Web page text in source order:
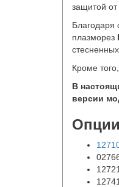
защитой от
Благодаря
плазморез
Кроме
В
версии
Опции